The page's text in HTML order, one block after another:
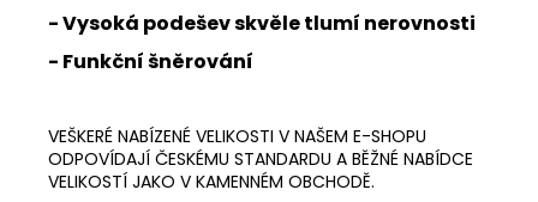
- Vysoká podešev skvěle tlumí nerovnosti
- Funkční šněrování
VEŠKERÉ NABÍZENÉ VELIKOSTI V NAŠEM E-SHOPU
ODPOVÍDAJÍ ČESKÉMU STANDARDU A BĚŽNÉ NABÍDCE
VELIKOSTÍ JAKO V KAMENNÉM OBCHODĚ.